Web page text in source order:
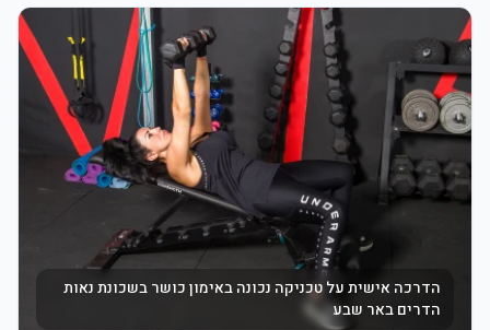
הדרכה אישית על טכניקה נכונה באימון כושר בשכונת נאות
הדרים באר שבע